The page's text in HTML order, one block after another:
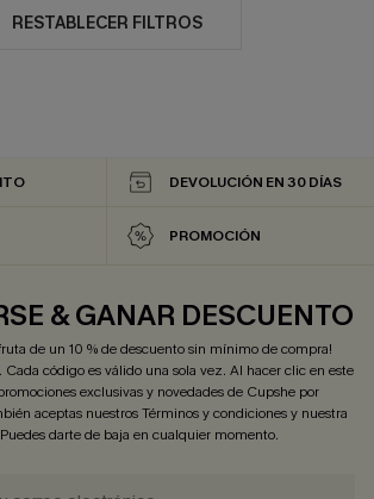
RESTABLECER FILTROS
DEVOLUCIÓN EN 30 DÍAS
PROMOCIÓN
& GANAR DESCUENTO
de un 10 % de descuento sin mínimo de compra!
código es válido una sola vez. Al hacer clic en este
exclusivas y novedades de Cupshe por
aceptas nuestrosTérminos y condicionesy nuestra
darte de baja en cualquier momento.